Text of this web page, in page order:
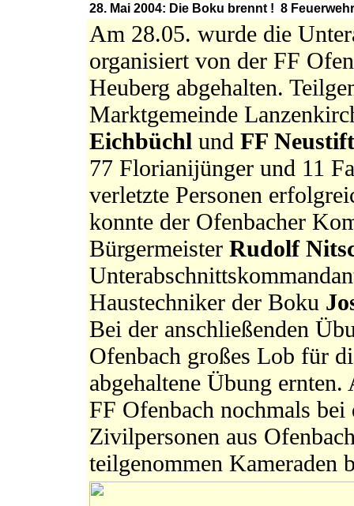
28. Mai 2004: Die Boku brennt ! 8
Am 28.05. wurde die
organisiert von der FF
Heuberg abgehalten.
Marktgemeinde
Eichbüchl und FF
77 Florianijünger und 11
verletzte Personen
konnte der Ofenbacher
Bürgermeister Rudolf
Haustechniker der Boku
Bei der anschließenden
Ofenbach großes Lob für
abgehaltene Übung
FF Ofenbach nochmals
Zivilpersonen aus
teilgenommen Kameraden